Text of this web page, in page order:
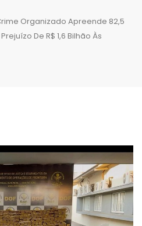
Organizado Apreende 82,5
De R$ 1,6 Bilhão Às